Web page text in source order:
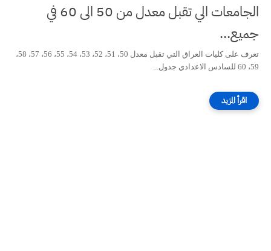
الجامعات الي تقبل معدل من 50 الى 60 في
جميع...
تعرف على كليات العراق التي تقبل معدل 50، 51، 52، 53، 54، 55، 56، 57، 58،
59، 60 للسادس الاعدادي جدول...